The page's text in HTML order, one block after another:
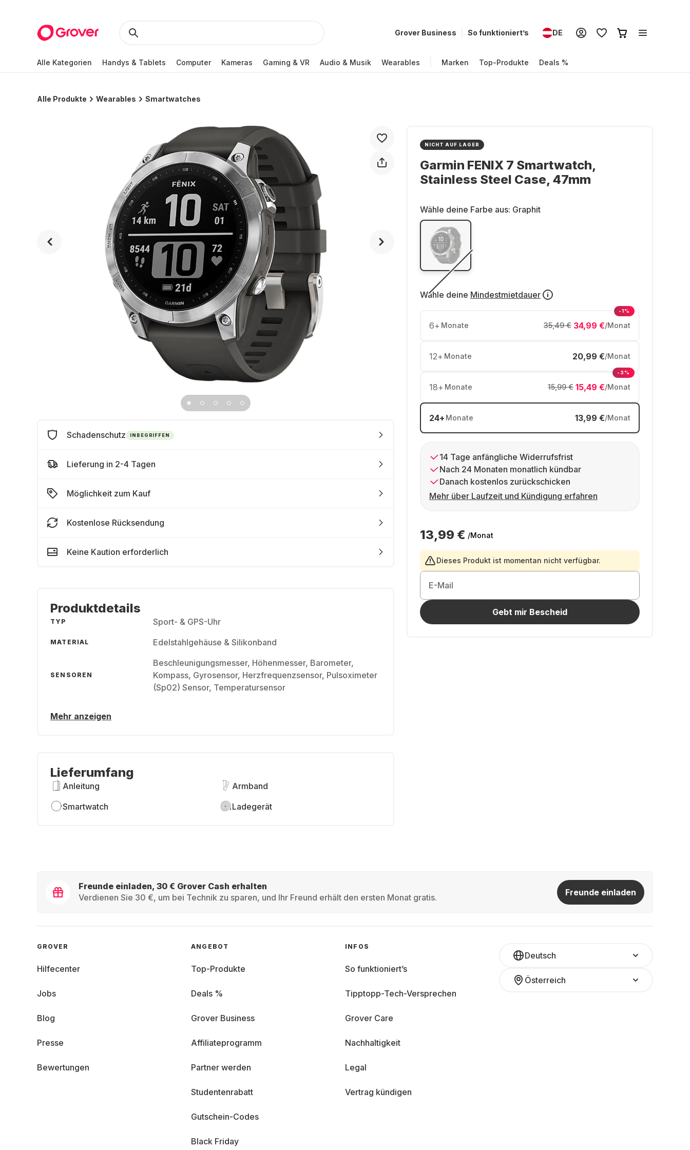
Grover Business So funktioniert’s DE
Alle Kategorien Handys & Tablets Computer Kameras Gaming & VR Audio & Musik Wearables Marken Top-Produkte Deals %
Alle Produkte Wearables Smartwatches
NICHT AUF LAGER
Garmin FENIX 7 Smartwatch,
Stainless Steel Case, 47mm
Wähle deine Farbe aus: Graphit
Wähle deine Mindestmietdauer
6+ Monate 34,99 €/Monat
35,49 €
-1%
12+ Monate 20,99 €/Monat
18+ Monate 15,49 €/Monat
15,99 €
-3%
24+ Monate 13,99 €/Monat
14 Tage anfängliche Widerrufsfrist
Nach 24 Monaten monatlich kündbar
Danach kostenlos zurückschicken
Mehr über Laufzeit und Kündigung erfahren
13,99 € /Monat
Dieses Produkt ist momentan nicht verfügbar.
E-Mail
Gebt mir Bescheid
Schadenschutz INBEGRIFFEN
Lieferung in 2-4 Tagen
Möglichkeit zum Kauf
Kostenlose Rücksendung
Keine Kaution erforderlich
Produktdetails
TYP Sport- & GPS-Uhr
MATERIAL Edelstahlgehäuse & Silikonband
SENSOREN
Beschleunigungsmesser, Höhenmesser, Barometer,
Kompass, Gyrosensor, Herzfrequenzsensor, Pulsoximeter
(Sp02) Sensor, Temperatursensor
Mehr anzeigen
Lieferumfang
Anleitung
Armband
Smartwatch
Ladegerät
Freunde einladen, 30 € Grover Cash erhalten
Verdienen Sie 30 €, um bei Technik zu sparen, und Ihr Freund erhält den ersten Monat gratis.
Freunde einladen
Deutsch
Österreich
GROVER
Hilfecenter
Jobs
Blog
Presse
Bewertungen
ANGEBOT
Top-Produkte
Deals %
Grover Business
Affiliateprogramm
Partner werden
Studentenrabatt
Gutschein-Codes
Black Friday
INFOS
So funktioniert’s
Tipptopp-Tech-Versprechen
Grover Care
Nachhaltigkeit
Legal
Vertrag kündigen